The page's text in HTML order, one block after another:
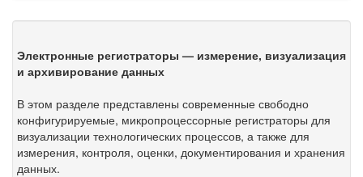
Электронные регистраторы — измерение, визуализация
и архивирование данных
В этом разделе представлены современные свободно
конфигурируемые, микропроцессорные регистраторы для
визуализации технологических процессов, а также для
измерения, контроля, оценки, документирования и хранения
данных.